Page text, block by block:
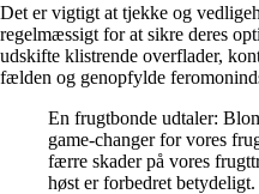
Det er vigtigt at tjekke og
regelmæssigt for at sikre deres
udskifte klistrende overflader,
fælden og genopfylde
En frugtbonde udtaler:
game-changer for vores
færre skader på vores
høst er forbedret betydeligt.